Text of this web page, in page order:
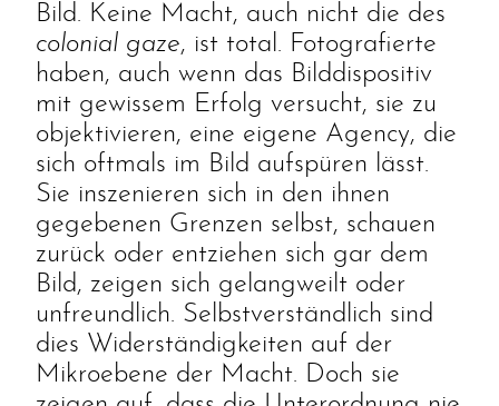
Bild. Keine Macht, auch nicht die des
colonial gaze, ist total. Fotografierte
haben, auch wenn das Bilddispositiv
mit gewissem Erfolg versucht, sie zu
objektivieren, eine eigene Agency, die
sich oftmals im Bild aufspüren lässt.
Sie inszenieren sich in den ihnen
gegebenen Grenzen selbst, schauen
zurück oder entziehen sich gar dem
Bild, zeigen sich gelangweilt oder
unfreundlich. Selbstverständlich sind
dies Widerständigkeiten auf der
Mikroebene der Macht. Doch sie